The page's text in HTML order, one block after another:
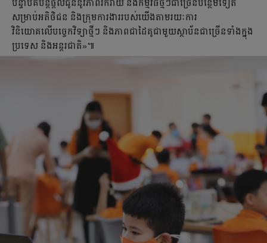
បន្ទាប់គឺបន្តផ្ដល់ជូននូវភាពរីករាយ និងកម្មវិធីថ្មីៗជាច្រើនបន្ថែមទៀត
សម្រាប់អតិថិជន និងក្រុមការងាររបស់យើងតាមរយៈការ
វិនិយោគលើបច្ចេកវិទ្យាថ្មីៗ និងភាពជាដៃគូជាមួយស្ថាប័នជាច្រើនទាំងក្នុង
ប្រទេស និងអន្តរជាតិ»៕